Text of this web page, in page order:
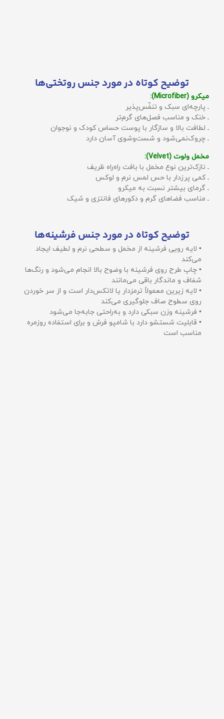
توضیح کوتاه در مورد جنس روتختی‌ها
میکرو (Microfiber):
ـ پارچه‌ای سبک و تنفّس‌پذیر
ـ خنک و مناسب فصل‌های گرم‌تر
ـ لطافت بالا و سازگار با پوست حساس کودک و نوجوان
ـ چروک‌نمی‌شود و شست‌وشوی آسان دارد
مخمل ولوت (Velvet):
ـ نازک‌ترین نوع مخمل با بافت راه‌راه ظریف
ـ کمی پرزدار با حس لمس نرم و لوکس
ـ گرمای بیشتر نسبت به میکرو
ـ مناسب فضاهای گرم و دکورهای فانتزی و شیک
توضیح کوتاه در مورد جنس فرشینه‌ها
• لایه رویی فرشینه از مخمل و سطحی نرم و لطیف ایجاد
می‌کند
• چاپ طرح روی فرشینه با وضوح بالا انجام می‌شود و رنگ‌ها
شفاف و ماندگار باقی می‌مانند
• لایه زیرین معمولاً ترمزدار یا لاتکس‌دار است و از سر خوردن
روی سطوح صاف جلوگیری می‌کند
• فرشینه وزن سبکی دارد و به‌راحتی جابه‌جا می‌شود
• قابلیت شستشو دارد با شامپو فرش و برای استفاده روزمره
مناسب است